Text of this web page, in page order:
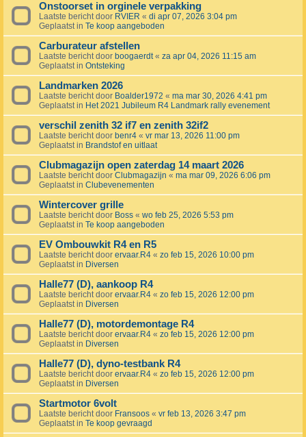
Onstoorset in orginele verpakking
Laatste bericht door RVIER « di apr 07, 2026 3:04 pm
Geplaatst in Te koop aangeboden
Carburateur afstellen
Laatste bericht door boogaerdt« za apr 04, 2026 11:15 am
Geplaatst in Ontsteking
Landmarken 2026
Laatste bericht door Boalder1972 « ma mar 30, 2026 4:41 pm
Geplaatst in Het 2021 Jubileum R4 Landmark rally evenement
verschil zenith 32 if7 en zenith 32if2
Laatste bericht door benr4 « vr mar 13, 2026 11:00 pm
Geplaatst in Brandstof en uitlaat
Clubmagazijn open zaterdag 14 maart 2026
Laatste bericht door Clubmagazijn « ma mar 09, 2026 6:06 pm
Geplaatst in Clubevenementen
Wintercover grille
Laatste bericht door Boss « wo feb 25, 2026 5:53 pm
Geplaatst in Te koop aangeboden
EV Ombouwkit R4 en R5
Laatste bericht door ervaar.R4 « zo feb 15, 2026 10:00 pm
Geplaatst in Diversen
Halle77 (D), aankoop R4
Laatste bericht door ervaar.R4 « zo feb 15, 2026 12:00 pm
Geplaatst in Diversen
Halle77 (D), motordemontage R4
Laatste bericht door ervaar.R4 « zo feb 15, 2026 12:00 pm
Geplaatst in Diversen
Halle77 (D), dyno-testbank R4
Laatste bericht door ervaar.R4 « zo feb 15, 2026 12:00 pm
Geplaatst in Diversen
Startmotor 6volt
Laatste bericht door Fransoos « vr feb 13, 2026 3:47 pm
Geplaatst in Te koop gevraagd